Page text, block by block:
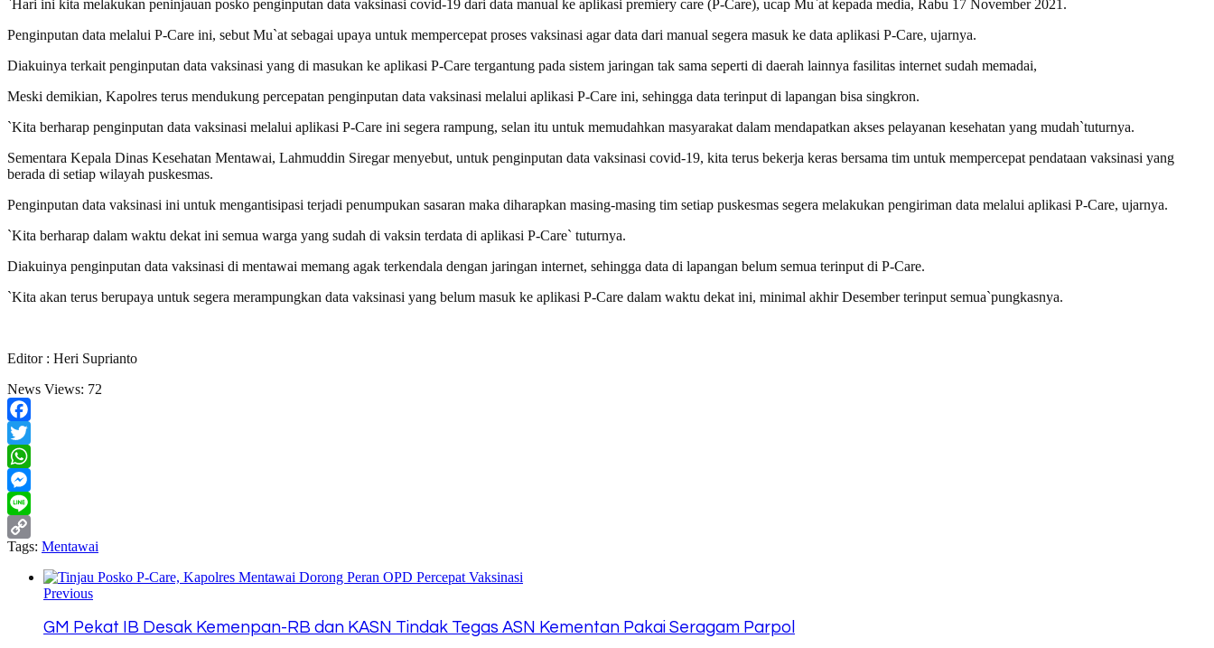
`Hari ini kita melakukan peninjauan posko penginputan data vaksinasi covid-19 dari data manual ke aplikasi premiery care (P-Care), ucap Mu`at kepada media, Rabu 17 November 2021.
Penginputan data melalui P-Care ini, sebut Mu`at sebagai upaya untuk mempercepat proses vaksinasi agar data dari manual segera masuk ke data aplikasi P-Care, ujarnya.
Diakuinya terkait penginputan data vaksinasi yang di masukan ke aplikasi P-Care tergantung pada sistem jaringan tak sama seperti di daerah lainnya fasilitas internet sudah memadai,
Meski demikian, Kapolres terus mendukung percepatan penginputan data vaksinasi melalui aplikasi P-Care ini, sehingga data terinput di lapangan bisa singkron.
`Kita berharap penginputan data vaksinasi melalui aplikasi P-Care ini segera rampung, selan itu untuk memudahkan masyarakat dalam mendapatkan akses pelayanan kesehatan yang mudah`tuturnya.
Sementara Kepala Dinas Kesehatan Mentawai, Lahmuddin Siregar menyebut, untuk penginputan data vaksinasi covid-19, kita terus bekerja keras bersama tim untuk mempercepat pendataan vaksinasi yang
berada di setiap wilayah puskesmas.
Penginputan data vaksinasi ini untuk mengantisipasi terjadi penumpukan sasaran maka diharapkan masing-masing tim setiap puskesmas segera melakukan pengiriman data melalui aplikasi P-Care, ujarnya.
`Kita berharap dalam waktu dekat ini semua warga yang sudah di vaksin terdata di aplikasi P-Care` tuturnya.
Diakuinya penginputan data vaksinasi di mentawai memang agak terkendala dengan jaringan internet, sehingga data di lapangan belum semua terinput di P-Care.
`Kita akan terus berupaya untuk segera merampungkan data vaksinasi yang belum masuk ke aplikasi P-Care dalam waktu dekat ini, minimal akhir Desember terinput semua`pungkasnya.
Editor : Heri Suprianto
News Views: 72
Facebook
Twitter
WhatsApp
Messenger
Line
Copy
Link
Tags: Mentawai
Previous
GM Pekat IB Desak Kemenpan-RB dan KASN Tindak Tegas ASN Kementan Pakai Seragam Parpol